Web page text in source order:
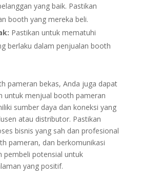
yang baik. Pastikan
booth yang mereka beli.
Pastikan untuk mematuhi
berlaku dalam penjualan booth
pameran bekas, Anda juga dapat
untuk menjual booth pameran
sumber daya dan koneksi yang
atau distributor. Pastikan
bisnis yang sah dan profesional
pameran, dan berkomunikasi
pembeli potensial untuk
yang positif.